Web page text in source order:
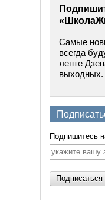
Самые
всегда
ленте
выходных.
Подпишитесь